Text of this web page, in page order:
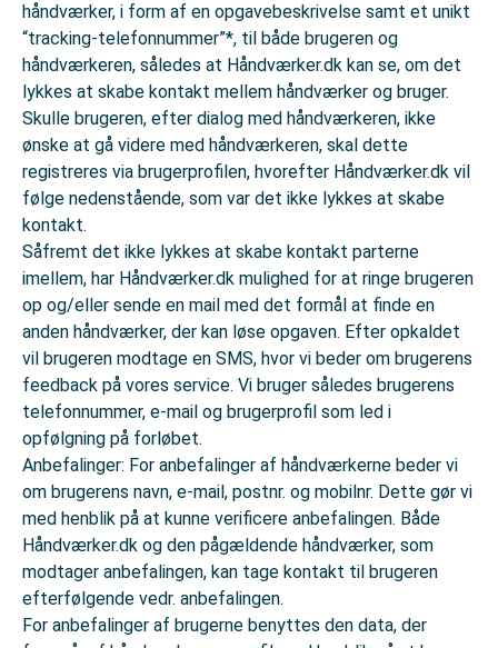
håndværker, i form af en opgavebeskrivelse samt et unikt
“tracking-telefonnummer”*, til både brugeren og
håndværkeren, således at Håndværker.dk kan se, om det
lykkes at skabe kontakt mellem håndværker og bruger.
Skulle brugeren, efter dialog med håndværkeren, ikke
ønske at gå videre med håndværkeren, skal dette
registreres via brugerprofilen, hvorefter Håndværker.dk vil
følge nedenstående, som var det ikke lykkes at skabe
kontakt.
Såfremt det ikke lykkes at skabe kontakt parterne
imellem, har Håndværker.dk mulighed for at ringe brugeren
op og/eller sende en mail med det formål at finde en
anden håndværker, der kan løse opgaven. Efter opkaldet
vil brugeren modtage en SMS, hvor vi beder om brugerens
feedback på vores service. Vi bruger således brugerens
telefonnummer, e-mail og brugerprofil som led i
opfølgning på forløbet.
Anbefalinger: For anbefalinger af håndværkerne beder vi
om brugerens navn, e-mail, postnr. og mobilnr. Dette gør vi
med henblik på at kunne verificere anbefalingen. Både
Håndværker.dk og den pågældende håndværker, som
modtager anbefalingen, kan tage kontakt til brugeren
efterfølgende vedr. anbefalingen.
For anbefalinger af brugerne benyttes den data, der